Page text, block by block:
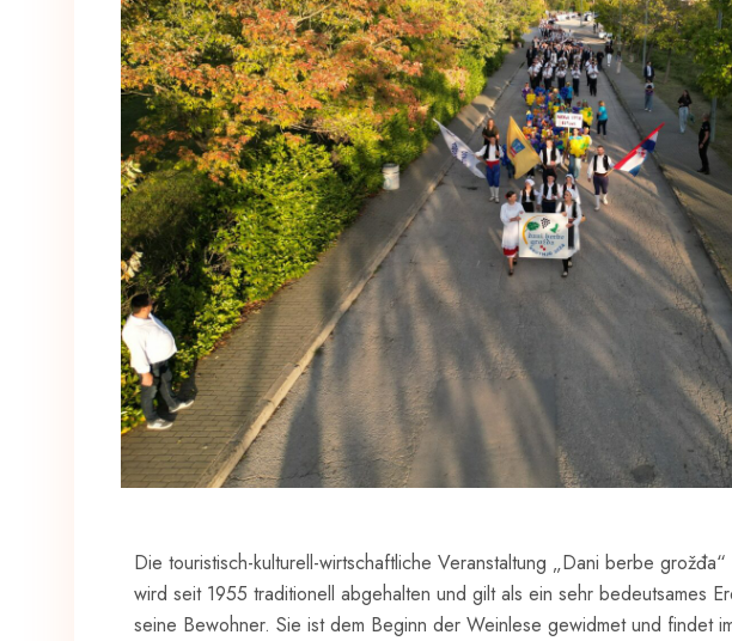
Die touristisch-kulturell-wirtschaftliche Veranstaltung „Dani berbe
wird seit 1955 traditionell abgehalten und gilt als ein sehr bedeutsames
seine Bewohner. Sie ist dem Beginn der Weinlese gewidmet und findet